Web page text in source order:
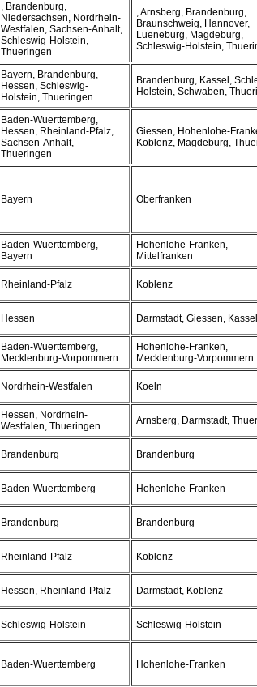
, Brandenburg,
Niedersachsen, Nordrhein-
Westfalen, Sachsen-Anhalt,
Schleswig-Holstein,
Thueringen
, Arnsberg, Brandenburg,
Braunschweig, Hannover,
Lueneburg, Magdeburg,
Schleswig-Holstein,
Bayern, Brandenburg,
Hessen, Schleswig-
Holstein, Thueringen
Brandenburg, Kassel,
Holstein, Schwaben,
Baden-Wuerttemberg,
Hessen, Rheinland-Pfalz,
Sachsen-Anhalt,
Thueringen
Giessen, Hohenlohe-
Koblenz, Magdeburg,
Bayern Oberfranken
Baden-Wuerttemberg,
Bayern
Hohenlohe-Franken,
Mittelfranken
Rheinland-Pfalz Koblenz
Hessen Darmstadt, Giessen, Kassel
Baden-Wuerttemberg,
Mecklenburg-Vorpommern
Hohenlohe-Franken,
Mecklenburg-Vorpommern
Nordrhein-Westfalen Koeln
Hessen, Nordrhein-
Westfalen, Thueringen
Arnsberg, Darmstadt,
Brandenburg Brandenburg
Baden-Wuerttemberg Hohenlohe-Franken
Brandenburg Brandenburg
Rheinland-Pfalz Koblenz
Hessen, Rheinland-Pfalz Darmstadt, Koblenz
Schleswig-Holstein Schleswig-Holstein
Baden-Wuerttemberg Hohenlohe-Franken